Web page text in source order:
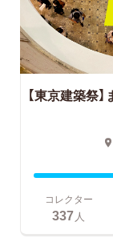
【東京建築祭
コレクター
337 人